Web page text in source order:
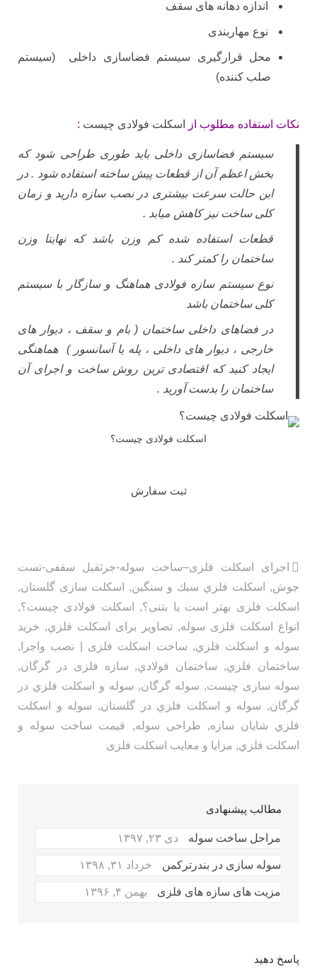
اندازه دهانه‌ های سقف
نوع مهاربندی
محل قرارگیری سیستم فضاسازی داخلی (سیستم
صلب کننده)
نکات استفاده مطلوب از اسکلت فولادی چیست :
سیستم فضاسازی داخلی باید طوری طراحی شود که
بخش اعظم آن از قطعات پیش ساخته استفاده شود . در
این حالت سرعت بیشتری در نصب سازه دارید و زمان
کلی ساخت نیز کاهش میابد .
قطعات استفاده شده کم وزن باشد که نهایتا وزن
ساختمان را کمتر کند .
نوع سیستم سازه فولادی هماهنگ و سازگار با سیستم
کلی ساختمان باشد
در فضاهای داخلی ساختمان ( بام و سقف ، دیوار های
خارجی ، دیوار های داخلی ، پله یا آسانسور ) هماهنگی
ایجاد کنید که اقتصادی ترین روش ساخت و اجرای آن
ساختمان را بدست آورید .
اسکلت فولادی چیست؟
ثبت سفارش
اجرای اسکلت فلزی–ساخت سوله-جرثقیل سقفی-تست
جوش, اسكلت فلزي سبك و سنگين, اسکلت سازی گلستان,
اسکلت فلزی بهتر است یا بتنی؟, اسکلت فولادی چیست؟,
انواع اسکلت فلزی سوله, تصاویر برای اسكلت فلزي, خرید
سوله و اسكلت فلزي, ساخت اسکلت فلزی | نصب واجرا ,
ساختمان فلزي, ساختمان فولادي, سازه فلزی در گرگان,
سوله سازی چیست, سوله گرگان, سوله و اسكلت فلزي در
گرگان, سوله و اسكلت فلزي در گلستان, سوله و اسكلت
فلزي شایان سازه, طراحی سوله, قیمت ساخت سوله و
اسكلت فلزي, مزایا و معایب اسکلت فلزی
مطالب پیشنهادی
مراحل ساخت سوله دی ۲۳, ۱۳۹۷
سوله سازی در بندرترکمن خرداد ۳۱, ۱۳۹۸
مزیت های سازه های فلزی بهمن ۴, ۱۳۹۶
پاسخ دهید